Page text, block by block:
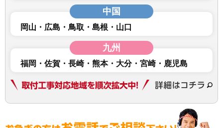
中国
岡山 広島 鳥取 島根 山口
九州
福岡 佐賀 長崎 熊本 大分 宮崎 鹿児島